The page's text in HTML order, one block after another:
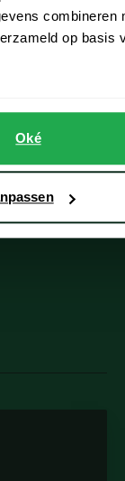
combineren
op basis
Oké